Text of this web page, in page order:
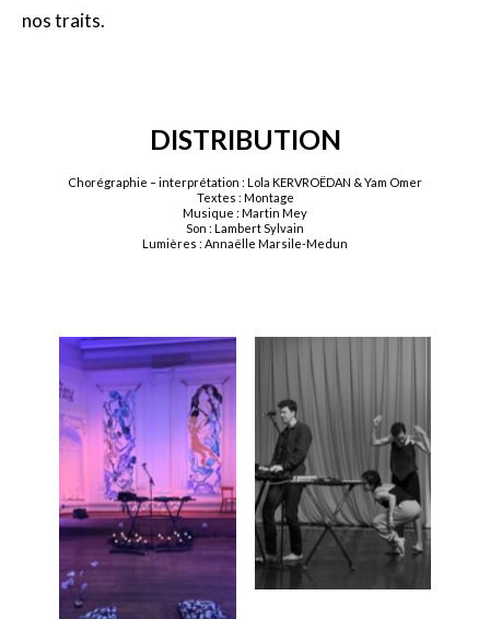
nos traits.
DISTRIBUTION
Chorégraphie – interprétation : Lola KERVROËDAN & Yam Omer
Textes : Montage
Musique : Martin Mey
Son : Lambert Sylvain
Lumières : Annaëlle Marsile-Medun